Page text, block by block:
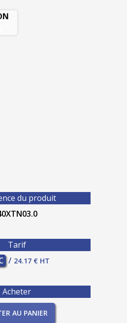
du produit
Tarif
/ 24.17 € HT
Acheter
AU PANIER